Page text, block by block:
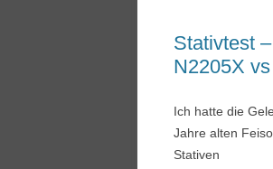
Stativtest
N2205X
Ich hatte die
Jahre alten
Stativen